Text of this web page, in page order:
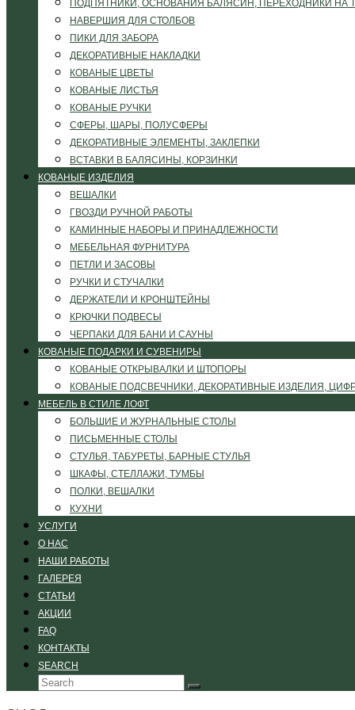
ПОДПЯТНИКИ, ОСНОВАНИЯ БАЛЯСИН, ПЕРЕХОДНИКИ НА
НАВЕРШИЯ ДЛЯ СТОЛБОВ
ПИКИ ДЛЯ ЗАБОРА
ДЕКОРАТИВНЫЕ НАКЛАДКИ
КОВАНЫЕ ЦВЕТЫ
КОВАНЫЕ ЛИСТЬЯ
КОВАНЫЕ РУЧКИ
СФЕРЫ, ШАРЫ, ПОЛУСФЕРЫ
ДЕКОРАТИВНЫЕ ЭЛЕМЕНТЫ, ЗАКЛЕПКИ
ВСТАВКИ В БАЛЯСИНЫ, КОРЗИНКИ
КОВАНЫЕ ИЗДЕЛИЯ
ВЕШАЛКИ
ГВОЗДИ РУЧНОЙ РАБОТЫ
КАМИННЫЕ НАБОРЫ И ПРИНАДЛЕЖНОСТИ
МЕБЕЛЬНАЯ ФУРНИТУРА
ПЕТЛИ И ЗАСОВЫ
РУЧКИ И СТУЧАЛКИ
ДЕРЖАТЕЛИ И КРОНШТЕЙНЫ
КРЮЧКИ ПОДВЕСЫ
ЧЕРПАКИ ДЛЯ БАНИ И САУНЫ
КОВАНЫЕ ПОДАРКИ И СУВЕНИРЫ
КОВАНЫЕ ОТКРЫВАЛКИ И ШТОПОРЫ
КОВАНЫЕ ПОДСВЕЧНИКИ, ДЕКОРАТИВНЫЕ ИЗДЕЛИЯ,
МЕБЕЛЬ В СТИЛЕ ЛОФТ
БОЛЬШИЕ И ЖУРНАЛЬНЫЕ СТОЛЫ
ПИСЬМЕННЫЕ СТОЛЫ
СТУЛЬЯ, ТАБУРЕТЫ, БАРНЫЕ СТУЛЬЯ
ШКАФЫ, СТЕЛЛАЖИ, ТУМБЫ
ПОЛКИ, ВЕШАЛКИ
КУХНИ
УСЛУГИ
О НАС
НАШИ РАБОТЫ
ГАЛЕРЕЯ
СТАТЬИ
АКЦИИ
FAQ
КОНТАКТЫ
SEARCH
Search
Submit